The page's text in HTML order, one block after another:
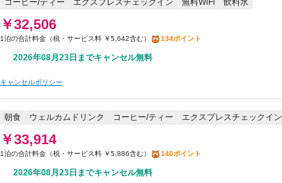
コーヒー/ティー エクスプレスチェックイン 無料WiFi 飲料水
￥32,506
税・サービス料 ￥5,642含む 134ポイント
2026年08月23日までキャンセル無料
キャンセルポリシー
朝食 ウェルカムドリンク コーヒー/ティー エクスプレスチェックイン
￥33,914
税・サービス料 ￥5,886含む 140ポイント
2026年08月23日までキャンセル無料